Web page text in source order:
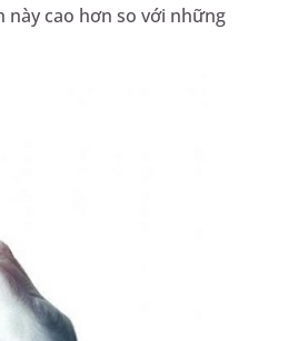
này cao hơn so với những